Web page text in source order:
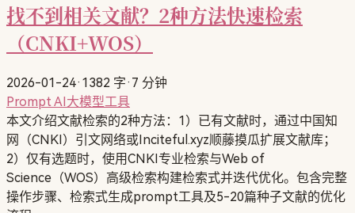
找不到相关文献？2种方法快速检索
（CNKI+WOS）
2026-01-24· 1382 字· 7 分钟
PromptAI大模型工具
本文介绍文献检索的2种方法：1）已有文献时，通过中国知
网（CNKI）引文网络或Inciteful.xyz顺藤摸瓜扩展文献库；
2）仅有选题时，使用CNKI专业检索与Web of
Science（WOS）高级检索构建检索式并迭代优化。包含完整
操作步骤、检索式生成prompt工具及5-20篇种子文献的优化